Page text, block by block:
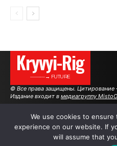
Kryvyi-Rig
———→ FUTURE
© Все права защищены. Цитирование
Издание входит в медиагруппу
We use cookies to
experience on our website. If
will assume that